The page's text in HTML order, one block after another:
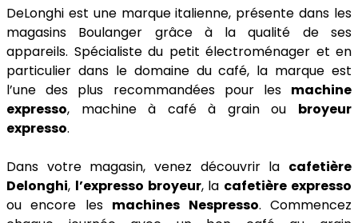
DeLonghi est une marque italienne, présente dans les
magasins Boulanger grâce à la qualité de ses
appareils. Spécialiste du petit électroménager et en
particulier dans le domaine du café, la marque est
l’une des plus recommandées pour les machine
expresso, machine à café à grain ou broyeur
expresso.
Dans votre magasin, venez découvrir la cafetière
Delonghi, l’expresso broyeur, la cafetière expresso
ou encore les machines Nespresso. Commencez